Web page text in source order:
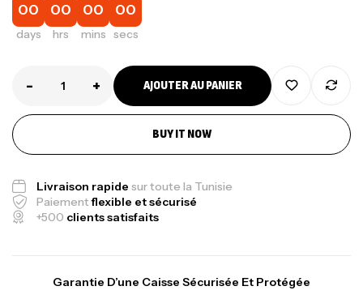
00
days
00
hrs
00
mins
00
secs
- + AJOUTER AU PANIER
BUY IT NOW
Livraison rapide sur toute la Tunisie
Paiementflexible et sécurisé
+500 clients satisfaits
Garantie D’une Caisse Sécurisée Et Protégée